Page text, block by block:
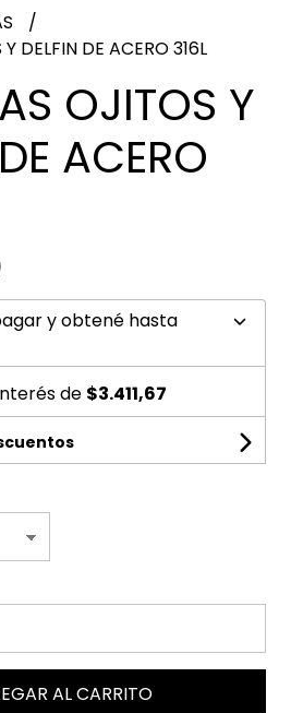
DELFIN DE ACERO 316L
OJITOS Y
ACERO
y obtené hasta
de $3.411,67
AL CARRITO